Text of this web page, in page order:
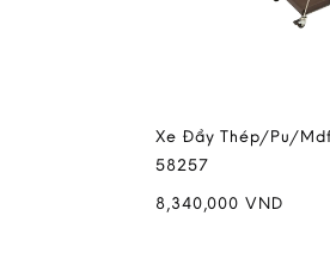
Xe Đẩy Thép/Pu/
58257
8,340,000VND